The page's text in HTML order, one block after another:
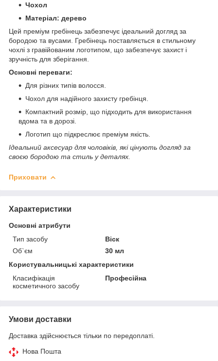
Чохол
Матеріал: дерево
Цей преміум гребінець забезпечує ідеальний догляд за
бородою та вусами. Гребінець поставляється в стильному
чохлі з гравійованим логотипом, що забезпечує захист і
зручність для зберігання.
Основні переваги:
Для різних типів волосся.
Чохол для надійного захисту гребінця.
Компактний розмір, що підходить для використання
вдома та в дорозі.
Логотип що підкреслює преміум якість.
Ідеальний аксесуар для чоловіків, які цінують догляд за
своєю бородою та стиль у деталях.
Приховати
Характеристики
Основні атрибути
Тип засобу
Віск
Об`єм
30 мл
Користувальницькі характеристики
Класифікація
косметичного засобу
Професійна
Умови доставки
Доставка здійснюється тільки по передоплаті.
Нова Пошта